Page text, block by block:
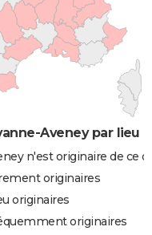
Aveney par lieu
n'est originaire de ce
originaires
originaires
originaires